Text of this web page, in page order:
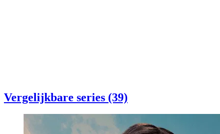
Vergelijkbare series (39)